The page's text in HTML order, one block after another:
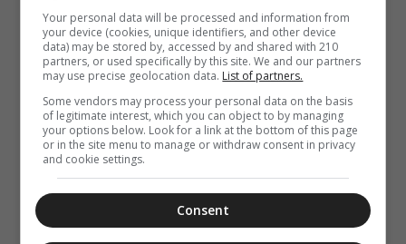
Your personal data will be processed and information from
your device (cookies, unique identifiers, and other device
data) may be stored by, accessed by and shared with 210
partners, or used specifically by this site. We and our partners
may use precise geolocation data. List of partners.
Some vendors may process your personal data on the basis
of legitimate interest, which you can object to by managing
your options below. Look for a link at the bottom of this page
or in the site menu to manage or withdraw consent in privacy
and cookie settings.
Consent